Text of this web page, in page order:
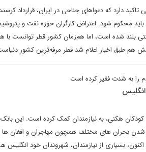
دارد که دعواهای جناحی در ایران، قرارداد کرسنت
محکوم شود. اعتراض‌ کارگران حوزه نفت و
بلند شده است، اما هم‌زمان کشور قطر توانست با
هم طبق اخبار اعلام شد قطر مرفه‌ترین کشور
را به شدت فقیر کرده است
شدن بحران های مختلف همچون مهاجران و افغان ها
بسیاری از نیازمندان، شهروندان خود انگلیس